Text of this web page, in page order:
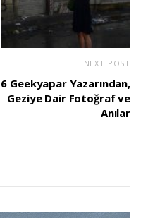
NEXT POST
6 Geekyapar Yazarından,
Geziye Dair Fotoğraf ve
Anılar